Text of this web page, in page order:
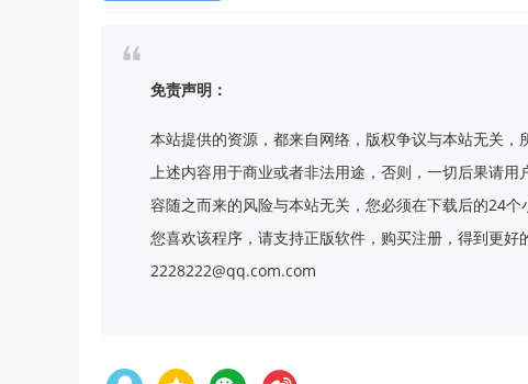
免责声明：
本站提供的资源，都来自网络，版权争议与本站无关
上述内容用于商业或者非法用途，否则，一切后果请
容随之而来的风险与本站无关，您必须在下载后的24
您喜欢该程序，请支持正版软件，购买注册，得到更好
2228222@qq.com.com